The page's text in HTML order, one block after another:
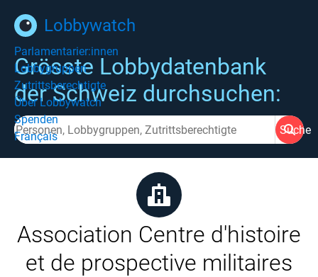
Lobbywatch
Parlamentarier:innen
Lobbygruppen
Zutrittsberechtigte
Über Lobbywatch
Spenden
Français
Grösste Lobbydatenbank
der Schweiz durchsuchen:
Suche
Association Centre d'histoire
et de prospective militaires